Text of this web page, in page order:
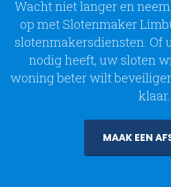
Wacht niet langer en
op met Slotenmaker
slotenmakersdiensten. Of
nodig heeft, uw sloten
woning beter wilt
klaar.
MAAK EEN
Slotenmaker Limburg. © 2024.